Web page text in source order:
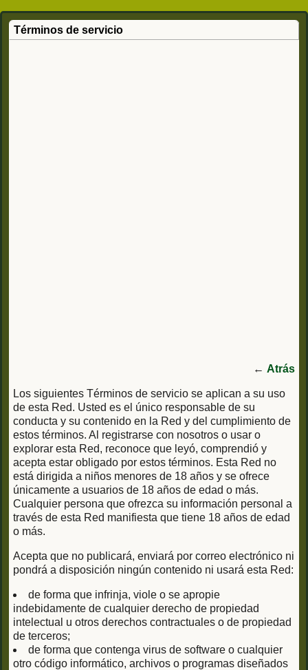
Términos de servicio
← Atrás
Los siguientes Términos de servicio se aplican a su uso
de esta Red. Usted es el único responsable de su
conducta y su contenido en la Red y del cumplimiento de
estos términos. Al registrarse con nosotros o usar o
explorar esta Red, reconoce que leyó, comprendió y
acepta estar obligado por estos términos. Esta Red no
está dirigida a niños menores de 18 años y se ofrece
únicamente a usuarios de 18 años de edad o más.
Cualquier persona que ofrezca su información personal a
través de esta Red manifiesta que tiene 18 años de edad
o más.
Acepta que no publicará, enviará por correo electrónico ni
pondrá a disposición ningún contenido ni usará esta Red:
de forma que infrinja, viole o se apropie
indebidamente de cualquier derecho de propiedad
intelectual u otros derechos contractuales o de propiedad
de terceros;
de forma que contenga virus de software o cualquier
otro código informático, archivos o programas diseñados